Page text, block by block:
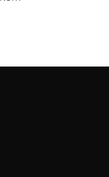
zasílat informace o